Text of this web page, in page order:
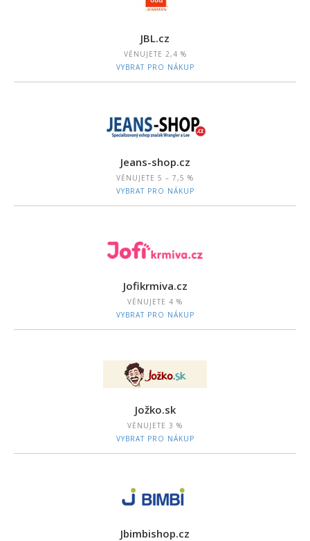
JBL.cz
VĚNUJETE 2,4 %
VYBRAT PRO NÁKUP
Jeans-shop.cz
VĚNUJETE 5 – 7,5 %
VYBRAT PRO NÁKUP
Jofikrmiva.cz
VĚNUJETE 4 %
VYBRAT PRO NÁKUP
Jožko.sk
VĚNUJETE 3 %
VYBRAT PRO NÁKUP
Jbimbishop.cz